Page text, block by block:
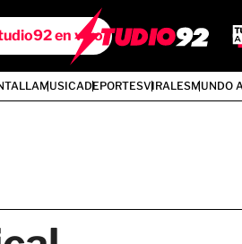
en vivo
MUSICADEPORTESVIRALESMUNDO